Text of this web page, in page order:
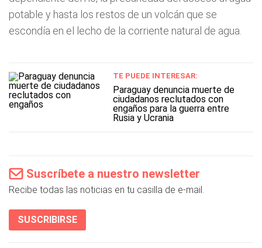
potable y hasta los restos de un volcán que se
escondía en el lecho de la corriente natural de agua.
TE PUEDE INTERESAR:
Paraguay denuncia muerte de
ciudadanos reclutados con
engaños para la guerra entre
Rusia y Ucrania
Suscríbete a nuestro newsletter
Recibe todas las noticias en tu casilla de e-mail.
SUSCRIBIRSE